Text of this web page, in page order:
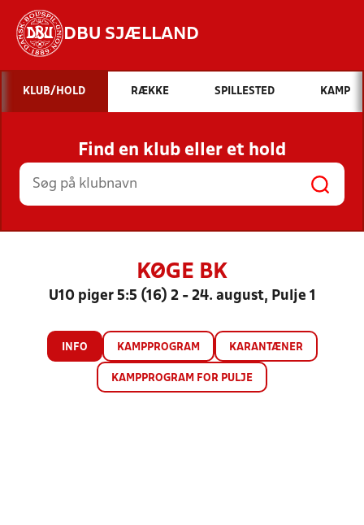
DBU SJÆLLAND
Hvad vil du søge efter?
INDHOLD OG NYHEDER
STILLINGER, RESULTATER, KLUBBER OG
HOLD
KLUB/HOLD RÆKKE SPILLESTED KAMP
Find en klub eller et hold
KØGE BK
U10 piger 5:5 (16) 2 - 24. august, Pulje 1
INFO KAMPPROGRAM KARANTÆNER
KAMPPROGRAM FOR PULJE